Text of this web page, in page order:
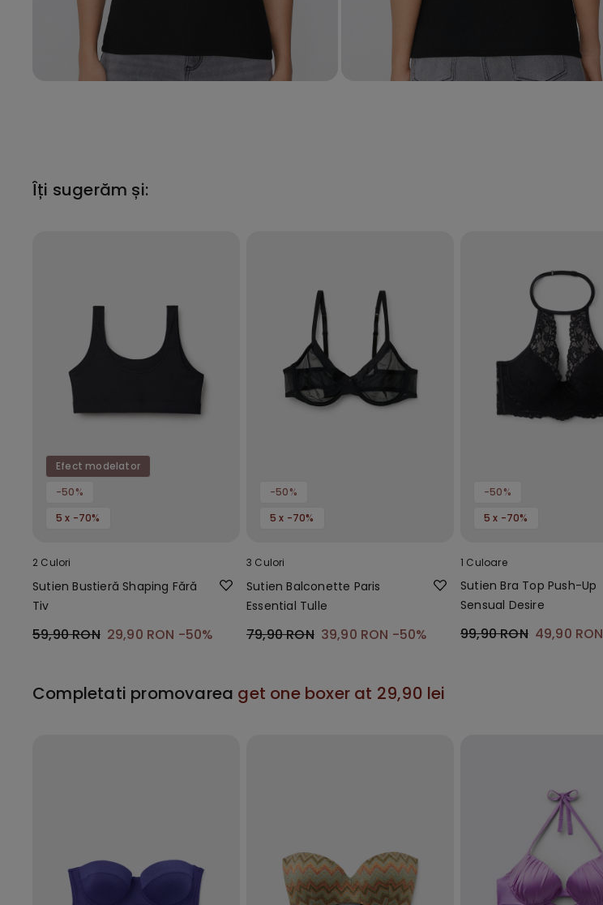
Îți sugerăm și:
Efect modelator
-50%
5 x -70%
2 Culori
Sutien Bustieră Shaping Fără
Tiv
59,90 RON 29,90 RON -50%
-50%
5 x -70%
3 Culori
Sutien Balconette Paris
Essential Tulle
79,90 RON 39,90 RON -50%
-50%
5 x -70%
1 Culoare
Sutien Bra Top Push-Up
Sensual Desire
99,90 RON 49,90 RON
Completati promovarea get one boxer at 29,90 lei